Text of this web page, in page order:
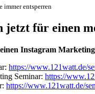
immer entsperren
jetzt für einen
Instagram
https://www.121watt.de/
Seminar: https://
https://www.121watt.de/